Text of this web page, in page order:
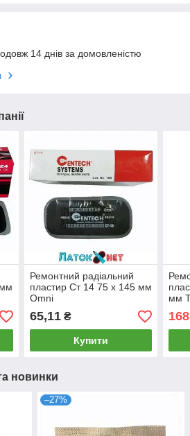
14 днів за домовленістю
Ремонтний радіальний
пластир Ст 14 75 х 145 мм
Omni
65,11₴
Купити
мм
новинки
–27%